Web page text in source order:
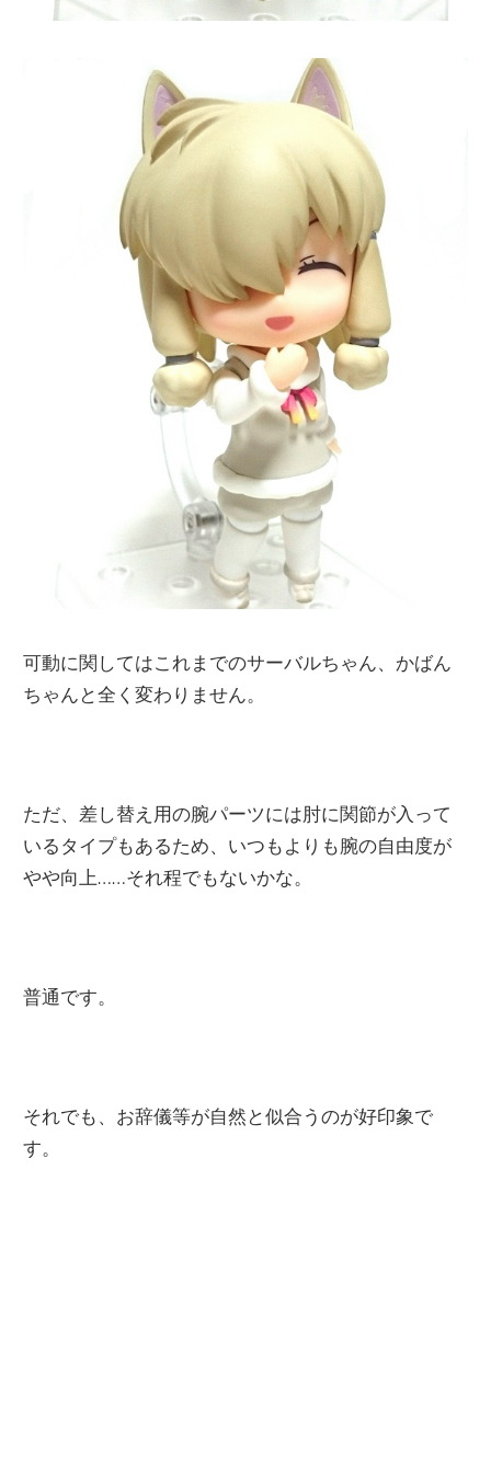
可動に関してはこれまでのサーバルちゃん、かばん
ちゃんと全く変わりません。
ただ、差し替え用の腕パーツには肘に関節が入って
いるタイプもあるため、いつもよりも腕の自由度が
やや向上……それ程でもないかな。
普通です。
それでも、お辞儀等が自然と似合うのが好印象で
す。